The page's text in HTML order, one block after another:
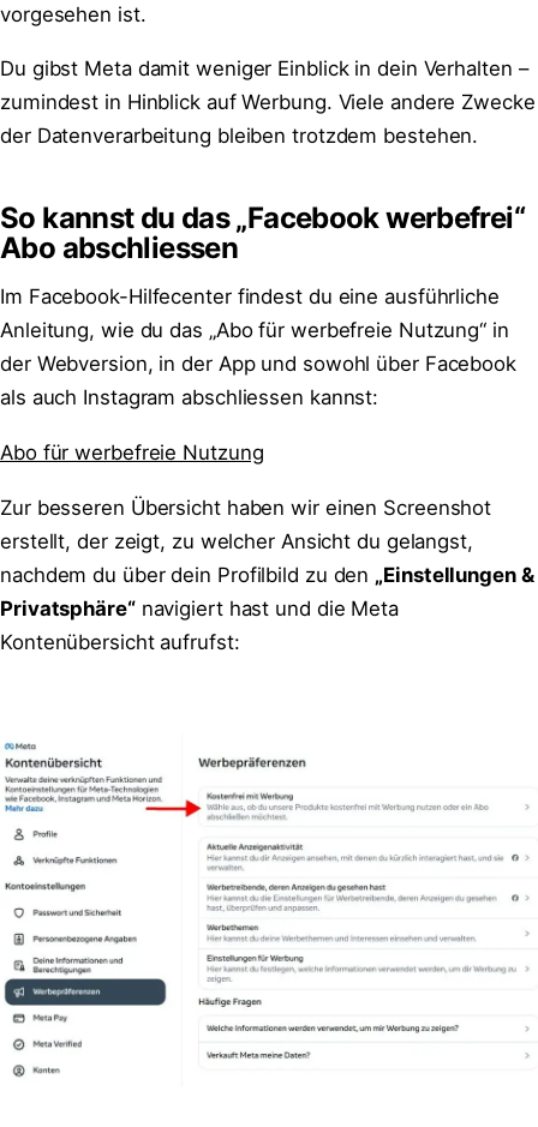
vorgesehen ist.
Du gibst Meta damit weniger Einblick in dein Verhalten –
zumindest in Hinblick auf Werbung. Viele andere Zwecke
der Datenverarbeitung bleiben trotzdem bestehen.
So kannst du das „Facebook werbefrei“
Abo abschliessen
Im Facebook-Hilfecenter findest du eine ausführliche
Anleitung, wie du das „Abo für werbefreie Nutzung“ in
der Webversion, in der App und sowohl über Facebook
als auch Instagram abschliessen kannst:
Abo für werbefreie Nutzung
Zur besseren Übersicht haben wir einen Screenshot
erstellt, der zeigt, zu welcher Ansicht du gelangst,
nachdem du über dein Profilbild zu den „Einstellungen &
Privatsphäre“navigiert hast und die Meta
Kontenübersicht aufrufst: